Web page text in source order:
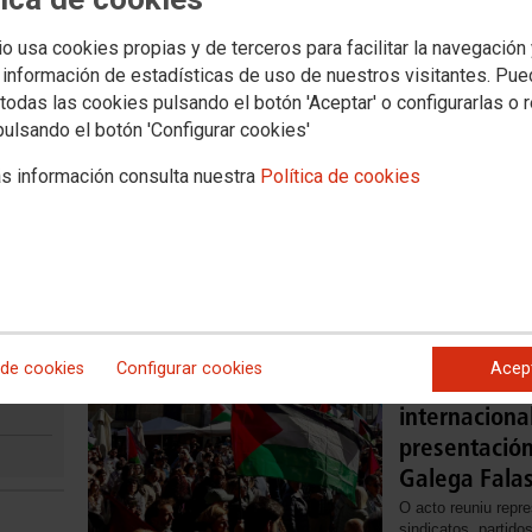
usa cookies propias y de terceros para facilitar la navegación
de estadísticas de uso de nuestros visitantes.
las cookies pulsando el botón 'Aceptar' o configurarlas o
el botón 'Configurar cookies'
información consulta nuestra Política de cookies
cookies Configurar cookies
Política social Xuventude Formación Internacional Muller e
07/07/2026
CCOO
plan
CCOO participou
lanzamento do
Amelia
Galega
O acto reuniu